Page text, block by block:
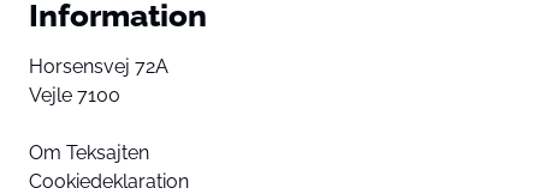
Information
Horsensvej 72A
Vejle 7100
Om Teksajten
Cookiedeklaration